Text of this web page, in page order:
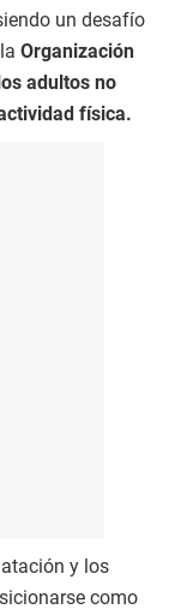
un desafío
Organización
adultos no
física.
y los
como